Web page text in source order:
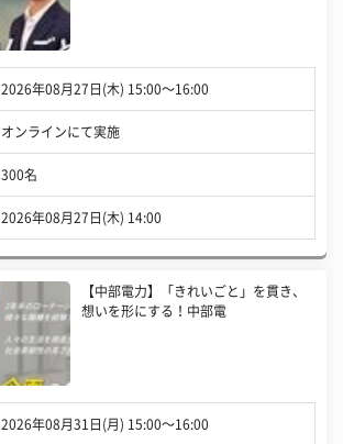
2026年08月27日(木) 15:00〜16:00
オンラインにて実施
300名
2026年08月27日(木) 14:00
【中部電力】「きれいごと」を貫き、
想いを形にする！中部電
2026年08月31日(月) 15:00〜16:00